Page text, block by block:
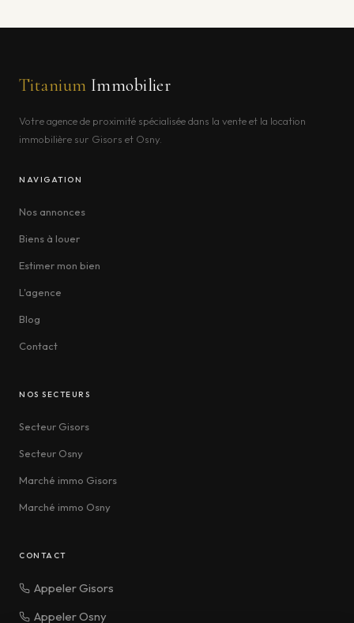
Titanium Immobilier
Votre agence de proximité spécialisée dans la vente et la location
immobilière sur Gisors et Osny.
NAVIGATION
Nos annonces
Biens à louer
Estimer mon bien
L'agence
Blog
Contact
NOS SECTEURS
Secteur Gisors
Secteur Osny
Marché immo Gisors
Marché immo Osny
CONTACT
Appeler Gisors
Appeler Osny